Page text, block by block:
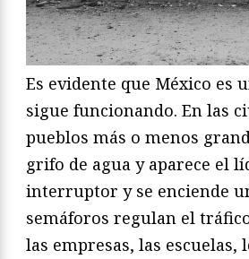
Es evidente que México es
sigue funcionando. En las
pueblos más o menos
grifo de agua y aparece el
interruptor y se enciende
semáforos regulan el
las empresas, las escuelas,